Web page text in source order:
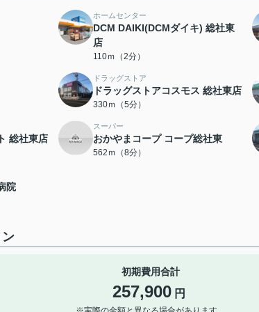
ホームセンター
DCM DAIKI(DCMダイキ) 総社東
店
110ｍ（2分）
ドラッグストア
ドラッグストアコスモス 総社東店
330ｍ（5分）
総社東店
スーパー
おかやまコープ コープ総社東
562ｍ（8分）
院
初期費用合計
257,900 円